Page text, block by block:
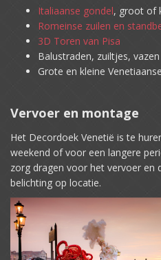
Italiaanse gondel, groot of
Romeinse zuilen en
3D Toren van Pisa
Balustraden, zuiltjes,
Grote en kleine
Vervoer en montage
Het Decordoek Venetië is te
weekend of voor een langere
zorg dragen voor het vervoer en
belichting op locatie.